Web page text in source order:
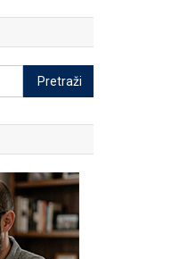
Pretraga
za: